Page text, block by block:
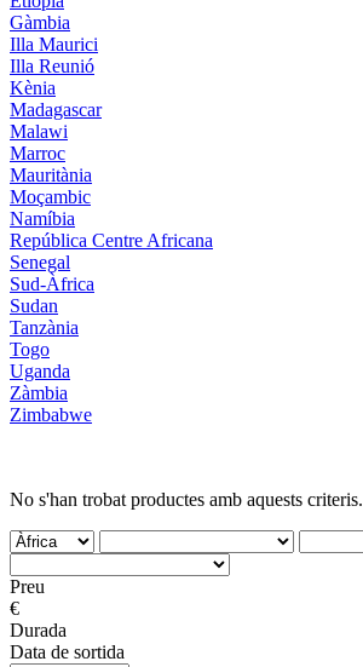
Gàmbia
Illa Maurici
Illa Reunió
Kènia
Madagascar
Malawi
Marroc
Mauritània
Moçambic
Namíbia
República Centre Africana
Senegal
Sud-Àfrica
Sudan
Tanzània
Togo
Uganda
Zàmbia
Zimbabwe
No s'han trobat productes amb aquests criteris.
Preu
€
Durada
Data de sortida